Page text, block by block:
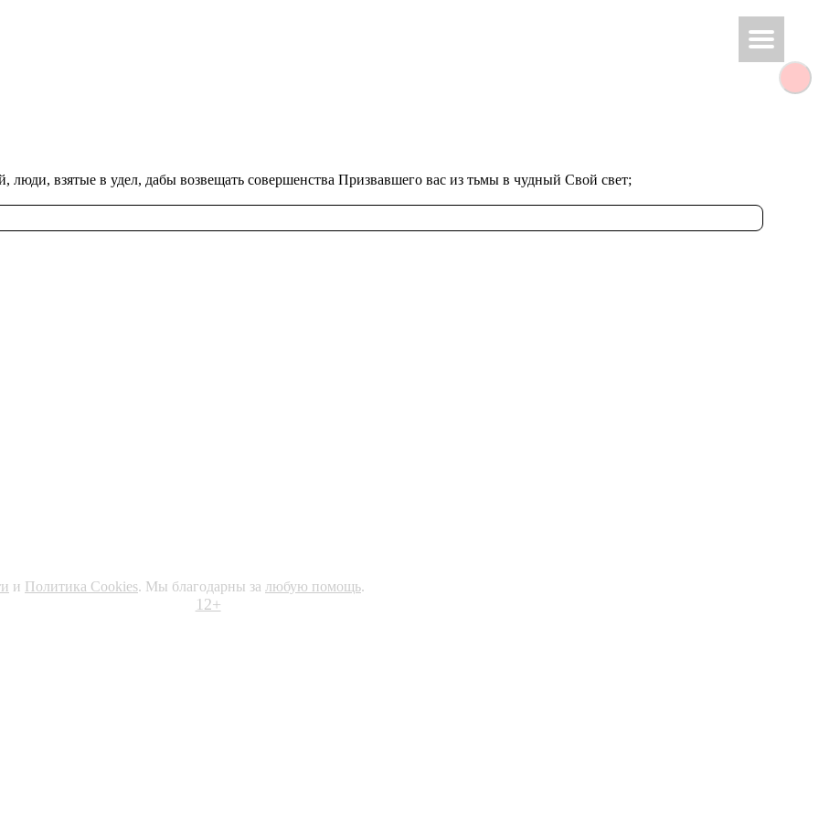
взя­тые в удел, дабы воз­ве­щать со­вер­шен­ства При­звав­ше­го вас из тьмы в чуд­ный Свой свет;
и Политика Cookies. Мы благодарны за любую помощь.
12+